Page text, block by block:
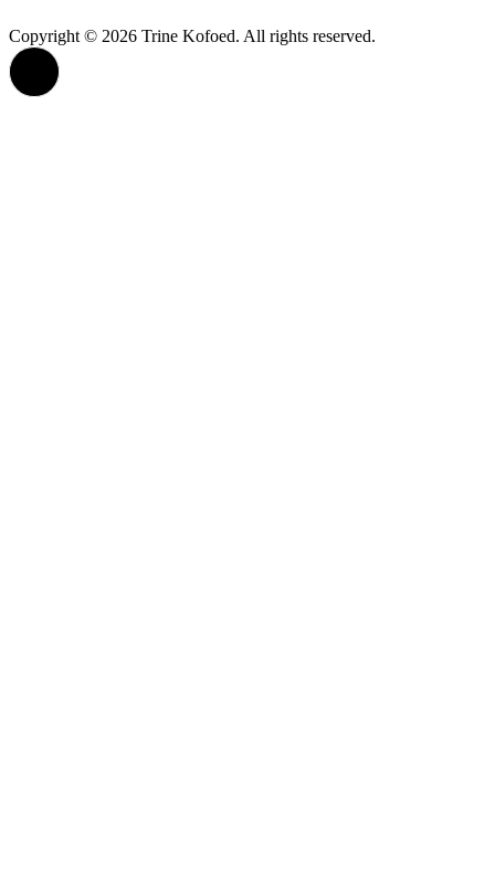
Copyright © 2026 Trine Kofoed. All rights reserved.